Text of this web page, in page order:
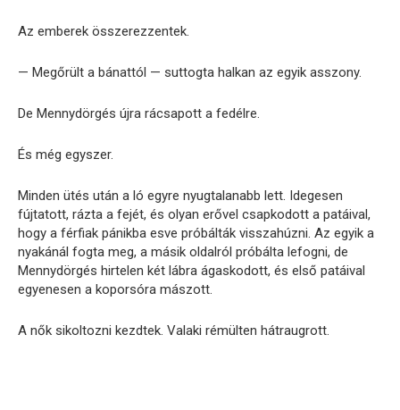
Az emberek összerezzentek.
— Megőrült a bánattól — suttogta halkan az egyik asszony.
De Mennydörgés újra rácsapott a fedélre.
És még egyszer.
Minden ütés után a ló egyre nyugtalanabb lett. Idegesen
fújtatott, rázta a fejét, és olyan erővel csapkodott a patáival,
hogy a férfiak pánikba esve próbálták visszahúzni. Az egyik a
nyakánál fogta meg, a másik oldalról próbálta lefogni, de
Mennydörgés hirtelen két lábra ágaskodott, és első patáival
egyenesen a koporsóra mászott.
A nők sikoltozni kezdtek. Valaki rémülten hátraugrott.